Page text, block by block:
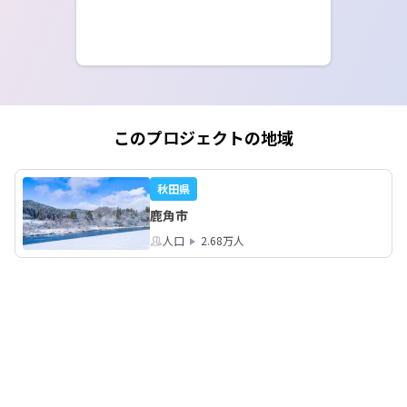
このプロジェクトの地域
秋田県
鹿角市
人口 2.68万人